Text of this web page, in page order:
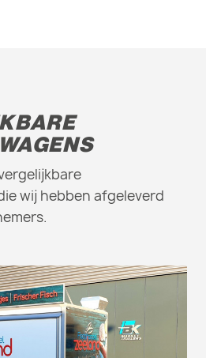
wij hebben afgeleverd